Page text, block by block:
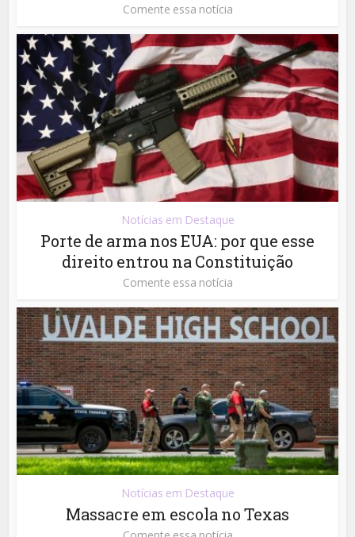
Comente essa notícia
Notícias em Destaque
Porte de arma nos EUA: por que esse
direito entrou na Constituição
Comente essa notícia
Notícias em Destaque
Massacre em escola no Texas